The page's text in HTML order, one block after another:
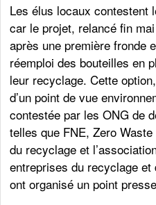
Les élus locaux contestent
car le projet, relancé fin
après une première fronde
réemploi des bouteilles en
leur recyclage. Cette
d’un point de vue
contestée par les ONG de
telles que FNE, Zero
du recyclage et
entreprises du recyclage
ont organisé un point